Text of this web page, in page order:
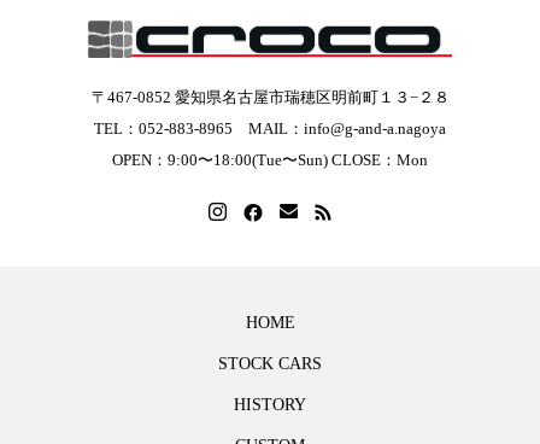
〒467-0852 愛知県名古屋市瑞穂区明前町１３−２８
TEL：052-883-8965 MAIL：info@g-and-a.nagoya
OPEN：9:00〜18:00(Tue〜Sun) CLOSE：Mon
HOME
STOCK CARS
HISTORY